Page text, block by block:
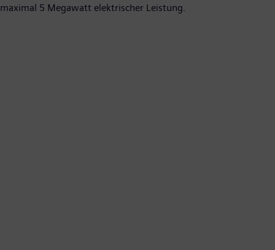
maximal 5 Megawatt elektrischer Leistung.